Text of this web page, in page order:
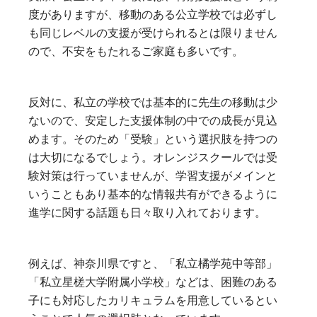
度がありますが、移動のある公立学校では必ずし
も同じレベルの支援が受けられるとは限りません
ので、不安をもたれるご家庭も多いです。
反対に、私立の学校では基本的に先生の移動は少
ないので、安定した支援体制の中での成長が見込
めます。そのため「受験」という選択肢を持つの
は大切になるでしょう。オレンジスクールでは受
験対策は行っていませんが、学習支援がメインと
いうこともあり基本的な情報共有ができるように
進学に関する話題も日々取り入れております。
例えば、神奈川県ですと、「私立橘学苑中等部」
「私立星槎大学附属小学校」などは、困難のある
子にも対応したカリキュラムを用意しているとい